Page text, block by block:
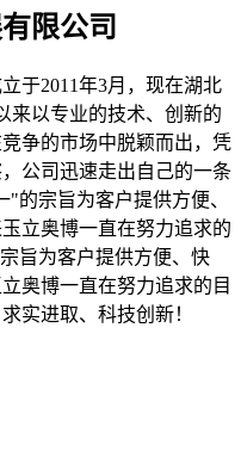
限公司
于2011年3月，现在湖北
来以专业的技术、创新的
争的市场中脱颖而出，凭
公司迅速走出自己的一条
的宗旨为客户提供方便、
立奥博一直在努力追求的
旨为客户提供方便、快
奥博一直在努力追求的目
实进取、科技创新！